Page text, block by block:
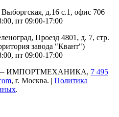
д.16 с.1, офис 706
пт 09:00-17:00
Проезд 4801, д. 7, стр.
завода "Квант")
пт 09:00-17:00
— ИМПОРТМЕХАНИКА, 7 495
, г. Москва. | Политика
.